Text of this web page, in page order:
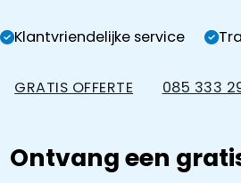
Klantvriendelijke service
GRATIS OFFERTE 085 333
Ontvang een